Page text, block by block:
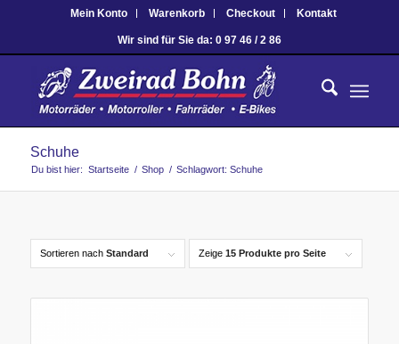
Mein Konto Warenkorb Checkout Kontakt
Wir sind für Sie da: 0 97 46 / 2 86
Schuhe
Du bist hier: Startseite / Shop / Schlagwort: Schuhe
Sortieren nach Standard Zeige 15 Produkte pro Seite